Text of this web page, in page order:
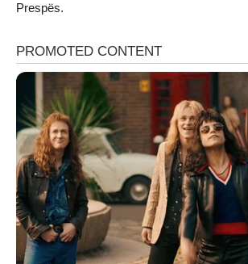
Prespës.